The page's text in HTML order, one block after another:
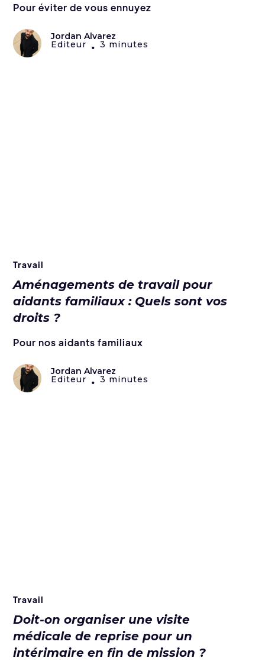
Pour éviter de vous ennuyez
Jordan Alvarez
Editeur • 3 minutes
Travail
Aménagements de travail pour
aidants familiaux : Quels sont vos
droits ?
Pour nos aidants familiaux
Jordan Alvarez
Editeur • 3 minutes
Travail
Doit-on organiser une visite
médicale de reprise pour un
intérimaire en fin de mission ?